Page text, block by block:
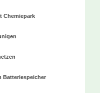
Chemiepark
Batteriespeicher